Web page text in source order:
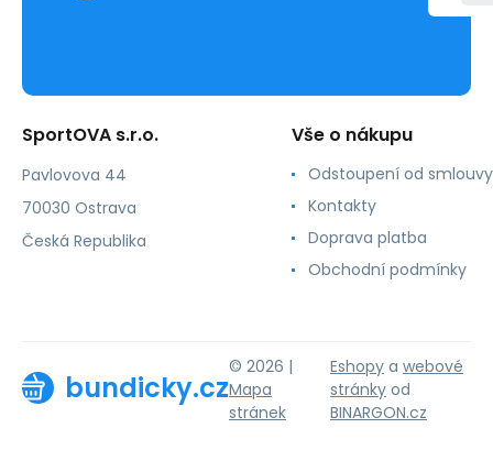
SportOVA s.r.o.
Pavlovova 44
70030 Ostrava
Česká Republika
Vše o nákupu
Odstoupení od smlouvy
Kontakty
Doprava platba
Obchodní podmínky
bundicky.cz
© 2026 |
Mapa
stránek
Eshopy a webové
stránky od
BINARGON.cz